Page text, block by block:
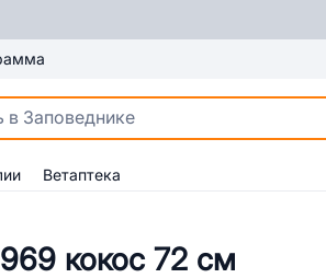
Ветаптека
кокос 72 см